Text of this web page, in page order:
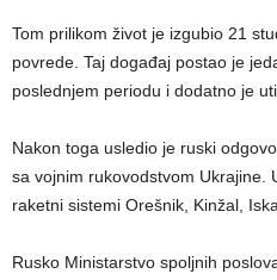
Tom prilikom život je izgubio 21
povrede. Taj događaj postao je
poslednjem periodu i dodatno je
Nakon toga usledio je ruski
sa vojnim rukovodstvom Ukrajine.
raketni sistemi Orešnik, Kinžal,
Rusko Ministarstvo spoljnih